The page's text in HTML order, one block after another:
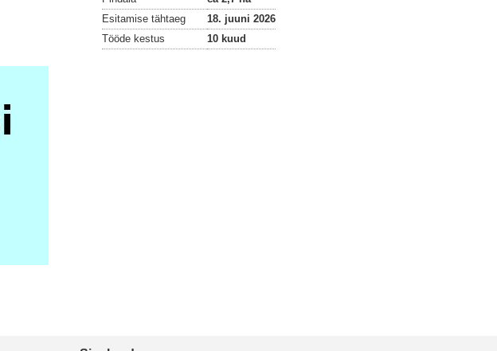
Esitamise tähtaeg
18. juuni 2026
Tööde kestus
10 kuud